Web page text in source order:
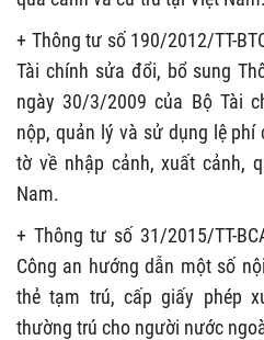
+ Thông tư số 190/2012/TT-
Tài chính sửa đổi, bổ sung
ngày 30/3/2009 của Bộ Tài
nộp, quản lý và sử dụng lệ
tờ về nhập cảnh, xuất cảnh,
Nam.
+ Thông tư số 31/2015/TT-
Công an hướng dẫn một số
thẻ tạm trú, cấp giấy phép
thường trú cho người nước